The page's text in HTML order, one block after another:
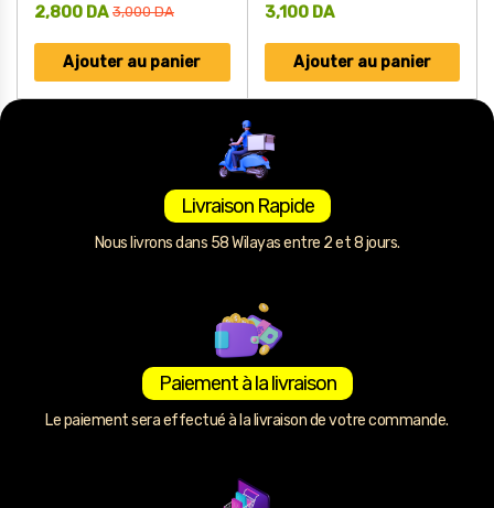
3,000DA
2,800 DA
Ajouter au panier
3,100 DA
Ajouter au panier
Livraison Rapide
Nous livrons dans 58 Wilayas entre 2 et 8 jours.
Paiement à la livraison
Le paiement sera effectué à la livraison de votre commande.